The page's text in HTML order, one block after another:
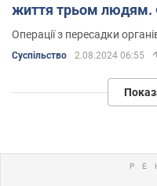
життя трьом людям.
Операції з пересадки
Суспільство 2.08.2024 06:55